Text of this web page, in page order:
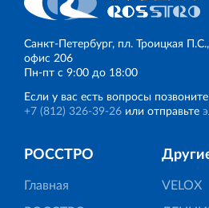
Санкт‐Петербург, пл. Троицкая
офис 206
Пн‐пт с 9:00 до 18:00
Если у вас есть вопросы
+7 (812) 326‐39‐26 или отправьте
РОССТРО
Главная VELOX